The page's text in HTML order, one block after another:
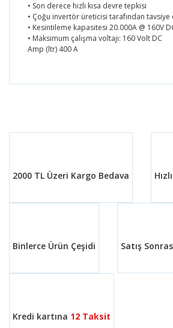
• Son derece hızlı kısa devre tepkisi
• Çoğu invertör üreticisi tarafından
• Kesintileme kapasitesi 20.000A @ 160V
• Maksimum çalışma voltajı: 160 Volt DC
Amp (ltr) 400 A
Yorum Yaz
Ürün bilgilerinde hatalar bulunuyor.
2000 TL Üzeri Kargo Bedava
Binlerce Ürün Çeşidi Satış
Kredi kartına 12 Taksit